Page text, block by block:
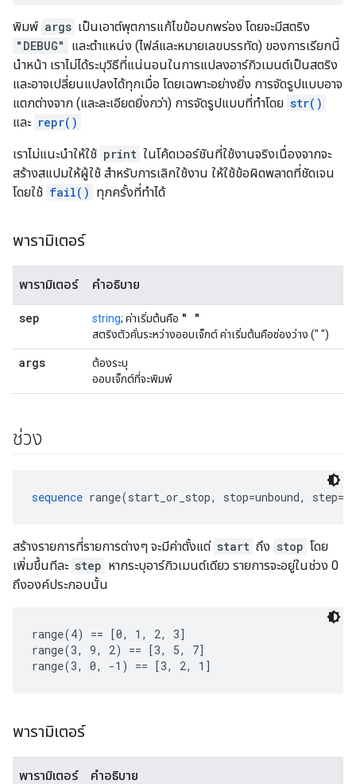
พิมพ์ args เป็นเอาต์พุตการแก้ไขข้อบกพร่อง โดยจะมีสตริง
"DEBUG"
และตำแหน่ง (ไฟล์และหมายเลขบรรทัด) ของการเรียกนี้
นำหน้า เราไม่ได้ระบุวิธีที่แน่นอนในการแปลงอาร์กิวเมนต์เป็นสตริง
และอาจเปลี่ยนแปลงได้ทุกเมื่อ โดยเฉพาะอย่างยิ่ง การจัดรูปแบบอาจ
แตกต่างจาก (และละเอียดยิ่งกว่า) การจัดรูปแบบที่ทำโดย str()
และ repr()
เราไม่แนะนำให้ใช้ print ในโค้ดเวอร์ชันที่ใช้งานจริงเนื่องจากจะ
สร้างสแปมให้ผู้ใช้ สำหรับการเลิกใช้งาน ให้ใช้ข้อผิดพลาดที่ชัดเจน
โดยใช้ fail() ทุกครั้งที่ทำได้
พารามิเตอร์
พารามิเตอร์ คำอธิบาย
sep string; ค่าเริ่มต้นคือ " "
สตริงตัวคั่นระหว่างออบเจ็กต์ ค่าเริ่มต้นคือช่องว่าง (" ")
args
ต้องระบุ
ออบเจ็กต์ที่จะพิมพ์
ช่วง
sequence range(start_or_stop, stop=unbound,
สร้างรายการที่รายการต่างๆ จะมีค่าตั้งแต่ start ถึง stop โดย
เพิ่มขึ้นทีละ step หากระบุอาร์กิวเมนต์เดียว รายการจะอยู่ในช่วง 0
ถึงองค์ประกอบนั้น
range(4) == [0, 1, 2, 3]
range(3, 9, 2) == [3, 5, 7]
range(3, 0, -1) == [3, 2, 1]
พารามิเตอร์
พารามิเตอร์ คำอธิบาย